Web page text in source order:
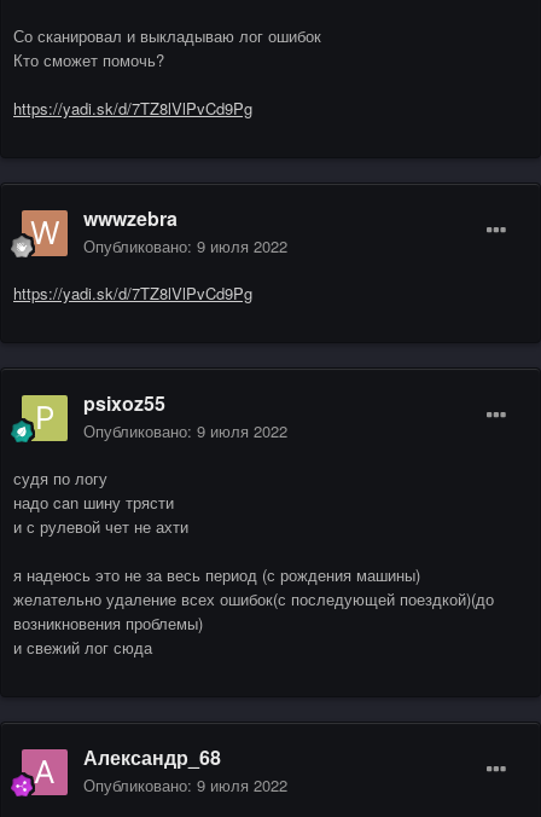
Со сканировал и выкладываю лог ошибок
Кто сможет помочь?
https://yadi.sk/d/7TZ8lVlPvCd9Pg
wwwzebra
Опубликовано: 9 июля 2022
https://yadi.sk/d/7TZ8lVlPvCd9Pg
psixoz55
Опубликовано: 9 июля 2022
судя по логу
надо can шину трясти
и с рулевой чет не ахти
я надеюсь это не за весь период (с рождения машины)
желательно удаление всех ошибок(с последующей поездкой)(до
возникновения проблемы)
и свежий лог сюда
Александр_68
Опубликовано: 9 июля 2022